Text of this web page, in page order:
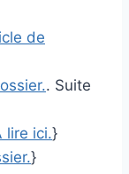
de
. Suite
lire ici.}
}